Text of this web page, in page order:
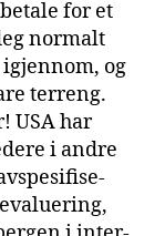
for et
normalt
og
terreng.
USA har
i andre